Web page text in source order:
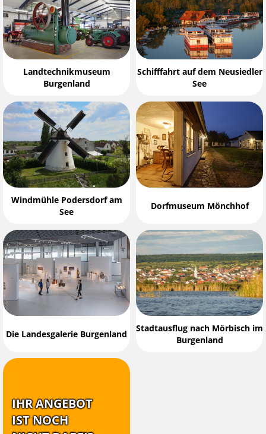
Landtechnikmuseum
Burgenland
Schifffahrt auf dem Neusiedler
See
Windmühle Podersdorf am
See
Dorfmuseum Mönchhof
Die Landesgalerie Burgenland
Stadtausflug nach Mörbisch im
Burgenland
IHR ANGEBOT
IST NOCH